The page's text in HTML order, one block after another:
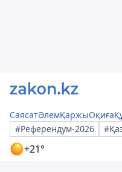
СаясатӘлемҚаржыОқиға
#Референдум-2026
+21°